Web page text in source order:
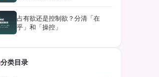
占有欲还是控制欲？分清「在
乎」和「操控」
分类目录